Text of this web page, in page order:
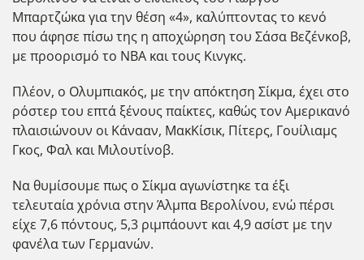
Μπαρτζώκα για την θέση «4», καλύπτοντας το κενό
που άφησε πίσω της η αποχώρηση του Σάσα Βεζένκοβ,
με προορισμό το ΝΒΑ και τους Κινγκς.
Πλέον, ο Ολυμπιακός, με την απόκτηση Σίκμα, έχει στο
ρόστερ του επτά ξένους παίκτες, καθώς τον Αμερικανό
πλαισιώνουν οι Κάνααν, ΜακΚίσικ, Πίτερς, Γουίλιαμς
Γκος, Φαλ και Μιλουτίνοβ.
Να θυμίσουμε πως ο Σίκμα αγωνίστηκε τα έξι
τελευταία χρόνια στην Άλμπα Βερολίνου, ενώ πέρσι
είχε 7,6 πόντους, 5,3 ριμπάουντ και 4,9 ασίστ με την
φανέλα των Γερμανών.